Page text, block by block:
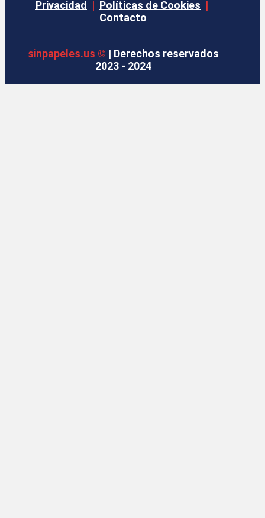
Privacidad | Políticas de Cookies |
Contacto
sinpapeles.us © | Derechos reservados
2023 - 2024